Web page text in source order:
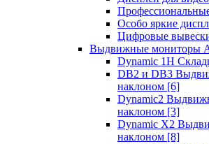
Особо яркие
Цифровые
Выдвижные мониторы
Dynamic 1Н
DB2 и DB3
наклоном [6]
Dynamic2
наклоном [3]
Dynamic X2
наклоном [8]